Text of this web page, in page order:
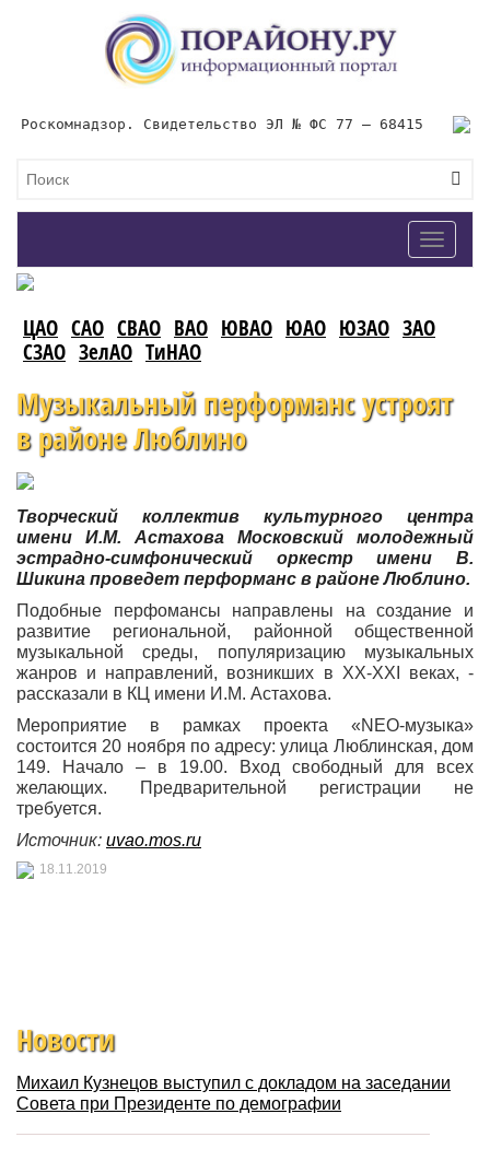
Роскомнадзор. Свидетельство ЭЛ № ФС 77 – 68415
Toggle
ЦАО САО СВАО ВАО ЮВАО ЮАО ЮЗАО ЗАО
СЗАО ЗелАО ТиНАО
Музыкальный перформанс устроят
в районе Люблино
Творческий коллектив культурного центра
имени И.М. Астахова Московский молодежный
эстрадно-симфонический оркестр имени В.
Шикина проведет перформанс в районе Люблино.
Подобные перфомансы направлены на создание и
развитие региональной, районной общественной
музыкальной среды, популяризацию музыкальных
жанров и направлений, возникших в XX-XXI веках, -
рассказали в КЦ имени И.М. Астахова.
Мероприятие в рамках проекта «NEO-музыка»
состоится 20 ноября по адресу: улица Люблинская, дом
149. Начало – в 19.00. Вход свободный для всех
желающих. Предварительной регистрации не
требуется.
Источник: uvao.mos.ru
18.11.2019
Новости
Михаил Кузнецов выступил с докладом на заседании
Совета при Президенте по демографии